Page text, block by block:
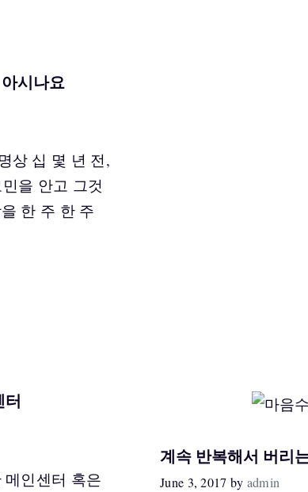
시나요
상 십 몇 년 전,
을 안고 그것
한 주 한 주
터
인센터 혹은
계속 반복해서 버리
June 3, 2017 by admin